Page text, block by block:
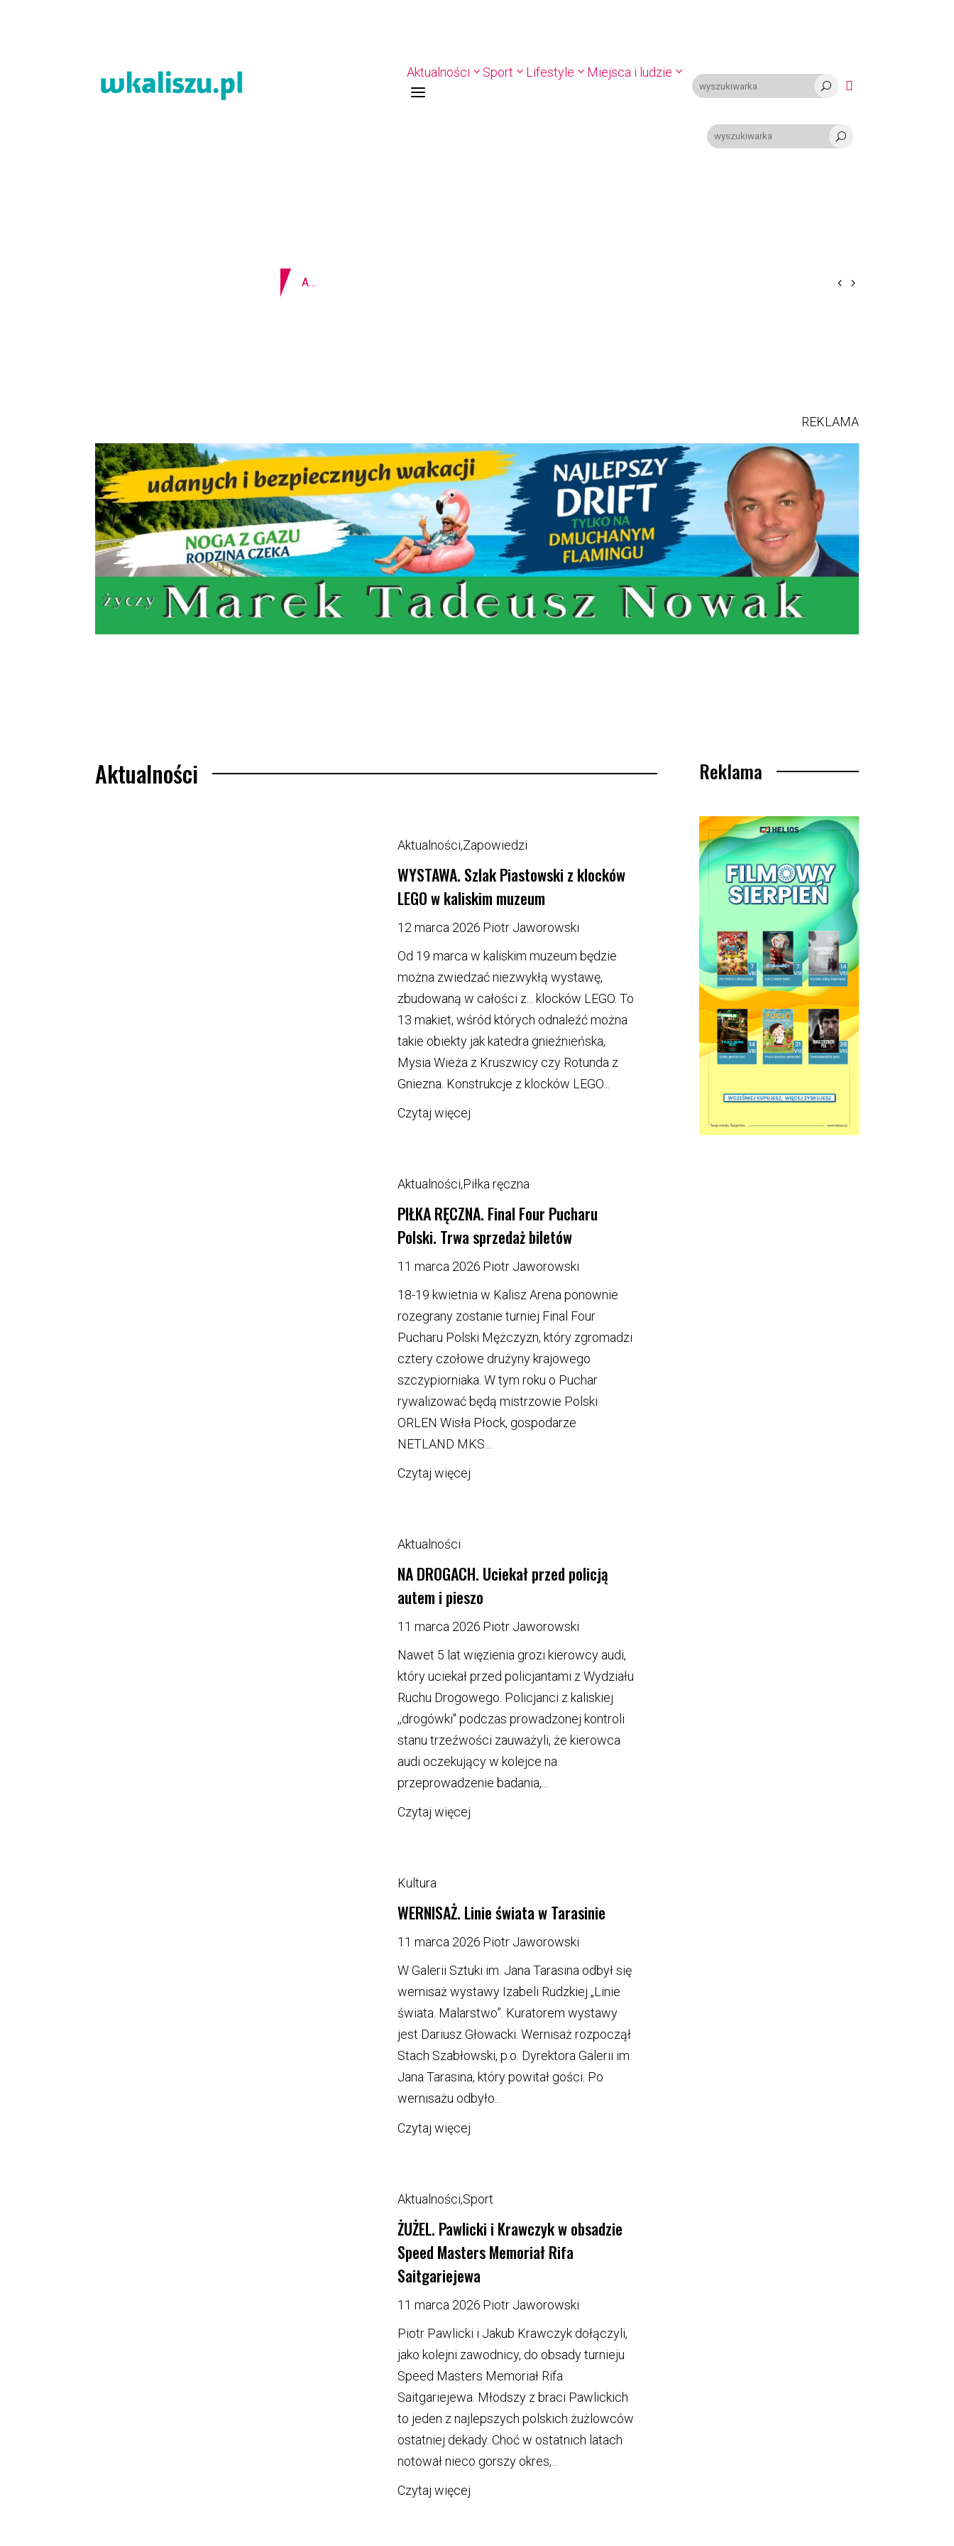
Aktualności Sport Lifestyle Miejsca i ludzie
a U 
U
PIŁKA RĘCZNA. Nowa bramkarka Szczypiorna. Grała w Norwegii
REKLAMA
Aktualności
Aktualności,Zapowiedzi
WYSTAWA. Szlak Piastowski z klocków
LEGO w kaliskim muzeum
12 marca 2026 Piotr Jaworowski
Od 19 marca w kaliskim muzeum będzie
można zwiedzać niezwykłą wystawę,
zbudowaną w całości z... klocków LEGO. To
13 makiet, wśród których odnaleźć można
takie obiekty jak katedra gnieźnieńska,
Mysia Wieża z Kruszwicy czy Rotunda z
Gniezna. Konstrukcje z klocków LEGO...
Czytaj więcej
Aktualności,Piłka ręczna
PIŁKA RĘCZNA. Final Four Pucharu
Polski. Trwa sprzedaż biletów
11 marca 2026 Piotr Jaworowski
18-19 kwietnia w Kalisz Arena ponownie
rozegrany zostanie turniej Final Four
Pucharu Polski Mężczyzn, który zgromadzi
cztery czołowe drużyny krajowego
szczypiorniaka. W tym roku o Puchar
rywalizować będą mistrzowie Polski
ORLEN Wisła Płock, gospodarze
NETLAND MKS...
Czytaj więcej
Aktualności
NA DROGACH. Uciekał przed policją
autem i pieszo
11 marca 2026 Piotr Jaworowski
Nawet 5 lat więzienia grozi kierowcy audi,
który uciekał przed policjantami z Wydziału
Ruchu Drogowego. Policjanci z kaliskiej
,,drogówki" podczas prowadzonej kontroli
stanu trzeźwości zauważyli, że kierowca
audi oczekujący w kolejce na
przeprowadzenie badania,...
Czytaj więcej
Kultura
WERNISAŻ. Linie świata w Tarasinie
11 marca 2026 Piotr Jaworowski
W Galerii Sztuki im. Jana Tarasina odbył się
wernisaż wystawy Izabeli Rudzkiej „Linie
świata. Malarstwo”. Kuratorem wystawy
jest Dariusz Głowacki. Wernisaż rozpoczął
Stach Szabłowski, p.o. Dyrektora Galerii im.
Jana Tarasina, który powitał gości. Po
wernisażu odbyło...
Czytaj więcej
Aktualności,Sport
ŻUŻEL. Pawlicki i Krawczyk w obsadzie
Speed Masters Memoriał Rifa
Saitgariejewa
11 marca 2026 Piotr Jaworowski
Piotr Pawlicki i Jakub Krawczyk dołączyli,
jako kolejni zawodnicy, do obsady turnieju
Speed Masters Memoriał Rifa
Saitgariejewa. Młodszy z braci Pawlickich
to jeden z najlepszych polskich żużlowców
ostatniej dekady. Choć w ostatnich latach
notował nieco gorszy okres,...
Czytaj więcej
Reklama